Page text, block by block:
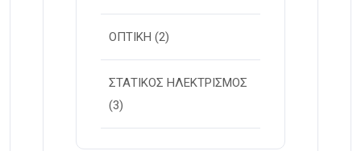
ΟΠΤΙΚΗ (2)
ΣΤΑΤΙΚΟΣ ΗΛΕΚΤΡΙΣΜΟΣ
(3)